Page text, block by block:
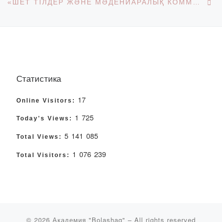
Статистика
Online Visitors: 17
Today's Views: 1 725
Total Views: 5 141 085
Total Visitors: 1 076 239
© 2026 Академия "Bolashaq" – All rights reserved